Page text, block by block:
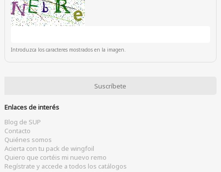
Introduzca los caracteres mostrados en la imagen.
Enlaces de interés
Blog de SUP
Contacto
Quiénes somos
Acierta con tu pack de wingfoil
Quiero que cortéis mi nuevo remo
Regístrate y accede a todos los catálogos